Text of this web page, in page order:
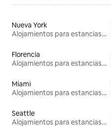
Nueva York
Alojamientos para estancias largas
Florencia
Alojamientos para estancias largas
Miami
Alojamientos para estancias largas
Seattle
Alojamientos para estancias largas